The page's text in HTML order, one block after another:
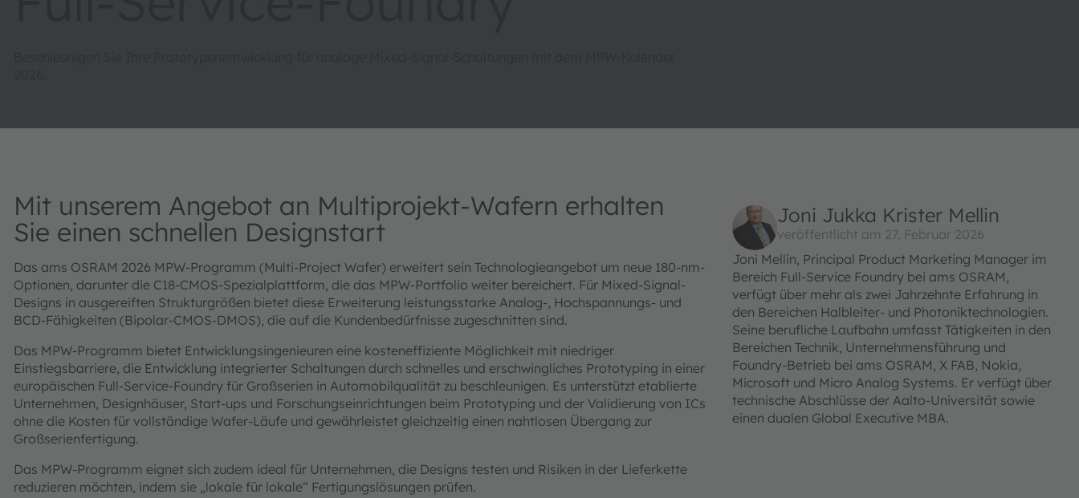
Mit unserem Angebot an Multiprojekt-Wafern erhalten
Sie einen schnellen Designstart
Das ams OSRAM 2026 MPW-Programm (Multi-Project Wafer) erweitert sein Technologieangebot um neue 180-nm-
Optionen, darunter die C18-CMOS-Spezialplattform, die das MPW-Portfolio weiter bereichert. Für Mixed-Signal-
Designs in ausgereiften Strukturgrößen bietet diese Erweiterung leistungsstarke Analog-, Hochspannungs- und
BCD-Fähigkeiten (Bipolar-CMOS-DMOS), die auf die Kundenbedürfnisse zugeschnitten sind.
Das MPW-Programm bietet Entwicklungsingenieuren eine kosteneffiziente Möglichkeit mit niedriger
Einstiegsbarriere, die Entwicklung integrierter Schaltungen durch schnelles und erschwingliches Prototyping in einer
europäischen Full-Service-Foundry für Großserien in Automobilqualität zu beschleunigen. Es unterstützt etablierte
Unternehmen, Designhäuser, Start-ups und Forschungseinrichtungen beim Prototyping und der Validierung von ICs
ohne die Kosten für vollständige Wafer-Läufe und gewährleistet gleichzeitig einen nahtlosen Übergang zur
Großserienfertigung.
Das MPW-Programm eignet sich zudem ideal für Unternehmen, die Designs testen und Risiken in der Lieferkette
reduzieren möchten, indem sie „lokale für lokale“ Fertigungslösungen prüfen.
Joni Jukka Krister Mellin
veröffentlicht am 27. Februar 2026
Joni Mellin, Principal Product Marketing Manager im
Bereich Full-Service Foundry bei ams OSRAM,
verfügt über mehr als zwei Jahrzehnte Erfahrung in
den Bereichen Halbleiter- und Photoniktechnologien.
Seine berufliche Laufbahn umfasst Tätigkeiten in den
Bereichen Technik, Unternehmensführung und
Foundry-Betrieb bei ams OSRAM, X FAB, Nokia,
Microsoft und Micro Analog Systems. Er verfügt über
technische Abschlüsse der Aalto-Universität sowie
einen dualen Global Executive MBA.